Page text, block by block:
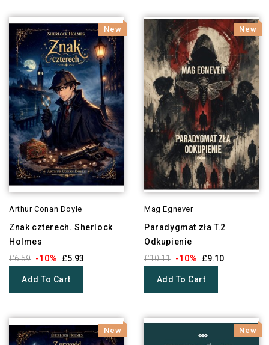
New
Arthur Conan Doyle
Znak czterech. Sherlock
Holmes
£6.59 -10% £5.93
Add To Cart
New
Mag Egnever
Paradygmat zła T.2
Odkupienie
£10.11 -10% £9.10
Add To Cart
New New